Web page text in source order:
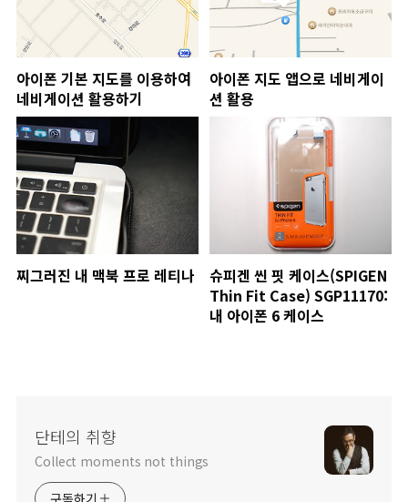
아이폰 기본 지도를 이용하여
네비게이션 활용하기
아이폰 지도 앱으로 네비게이
션 활용
찌그러진 내 맥북 프로 레티나
슈피겐 씬 핏 케이스(SPIGEN
Thin Fit Case) SGP11170:
내 아이폰 6 케이스
단테의 취향
Collect moments not things